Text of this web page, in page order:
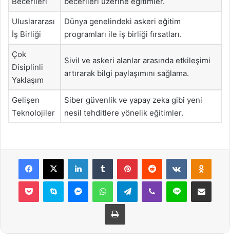
Uluslararası
İş Birliği
Dünya genelindeki askeri eğitim
programları ile iş birliği fırsatları.
Çok
Disiplinli
Yaklaşım
Sivil ve askeri alanlar arasında etkileşimi
artırarak bilgi paylaşımını sağlama.
Gelişen
Teknolojiler
Siber güvenlik ve yapay zeka gibi yeni
nesil tehditlere yönelik eğitimler.
Facebook
X LinkedInTumblr PinterestReddit VKontakte
Pocket Skype MessengerWhatsAppTelegramViber Line E-Posta ile
Yazdır